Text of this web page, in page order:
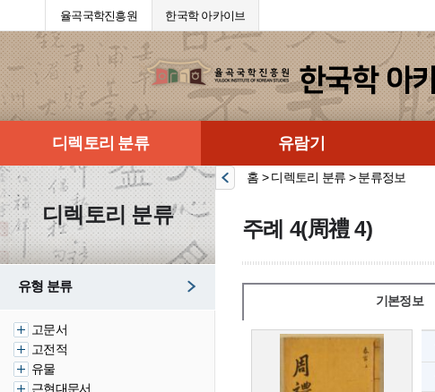
율곡국학진흥원 한국학 아카이브
디렉토리 분류 유람기
디렉토리 분류
유형 분류
고문서
고전적
유물
근현대문서
홈 > 디렉토리 분류 > 분류정보
주례 4(周禮 4)
기본정보